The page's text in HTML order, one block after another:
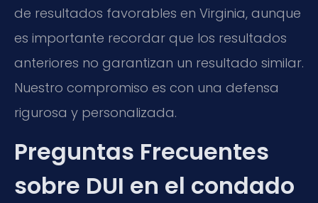
de resultados favorables en Virginia, aunque
es importante recordar que los resultados
anteriores no garantizan un resultado similar.
Nuestro compromiso es con una defensa
rigurosa y personalizada.
Preguntas Frecuentes
sobre DUI en el condado